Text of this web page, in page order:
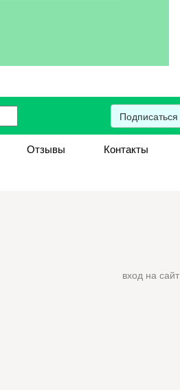
Подписаться
Отзывы Контакты
вход на сайт